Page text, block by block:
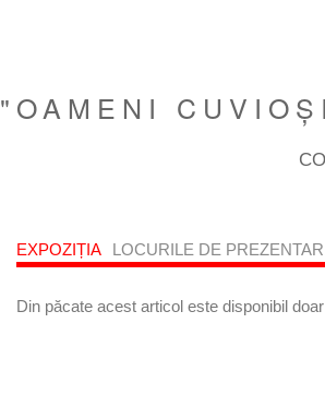
"OAMENI
EXPOZIȚIA LOCURILE DE
Din păcate acest articol este disponibil